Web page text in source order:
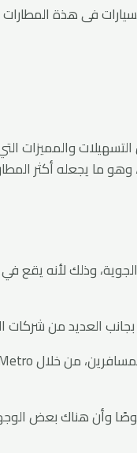
فى هذة المطارات
والمميزات
ما يجعله أكثر
وذلك لأنه يقع
العديد من شركات